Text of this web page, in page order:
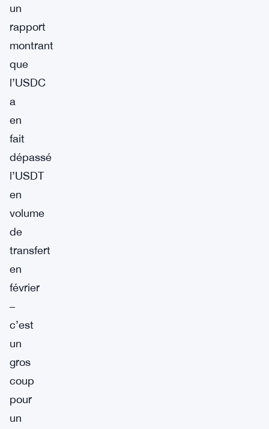
un
rapport
montrant
que
l’USDC
a
en
fait
dépassé
l’USDT
en
volume
de
transfert
en
février
–
c’est
un
gros
coup
pour
un